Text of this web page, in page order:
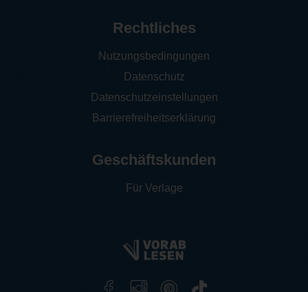
Rechtliches
Nutzungsbedingungen
Datenschutz
Datenschutzeinstellungen
Barrierefreiheitserklärung
Geschäftskunden
Für Verlage